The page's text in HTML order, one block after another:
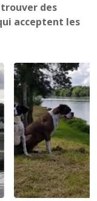
des
acceptent les